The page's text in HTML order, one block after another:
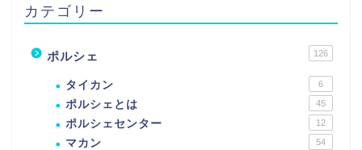
カテゴリー
ポルシェ 126
タイカン 6
ポルシェとは 45
ポルシェセンター 12
マカン 54